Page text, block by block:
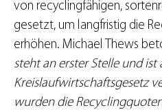
von recyclingfähigen,
gesetzt, um langfristig die
erhöhen. Michael Thews
steht an erster Stelle und ist
Kreislaufwirtschaftsgesetz
wurden die